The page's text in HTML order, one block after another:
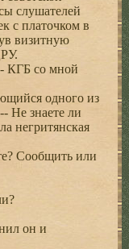
слушателей
с платочком в
визитную
КГБ со мной
одного из
Не знаете ли
негритянская
Сообщить или
он и